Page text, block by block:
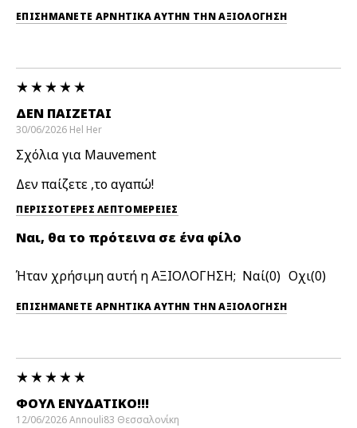
ΕΠΙΣΗΜΆΝΕΤΕ ΑΡΝΗΤΙΚΆ ΑΥΤΉΝ ΤΗΝ ΑΞΙΟΛΟΓΗΣΗ
ΔΕΝ ΠΑΊΖΕΤΑΙ
30/06/2026 Hel Her
Σχόλια για Mauvement
Δεν παίζετε ,το αγαπώ!
ΠΕΡΙΣΣΌΤΕΡΕΣ ΛΕΠΤΟΜΈΡΕΙΕΣ
Ναι, θα το πρότεινα σε ένα φίλο
Ήταν χρήσιμη αυτή η ΑΞΙΟΛΟΓΗΣΗ; 0 0
ΕΠΙΣΗΜΆΝΕΤΕ ΑΡΝΗΤΙΚΆ ΑΥΤΉΝ ΤΗΝ ΑΞΙΟΛΟΓΗΣΗ
ΦΟΥΛ ΕΝΥΔΑΤΙΚΟ!!!
12/06/2026Annouli83 Θεσσαλονίκη